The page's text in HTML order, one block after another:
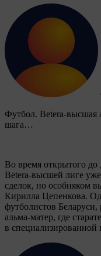
Футбол. Betera-высшая
шага…
Во время открытого до
Betera-высшей лиге
сделок, но особняком
Кирилла Цепенкова.
футболистов
альма-матер, где
в специализированной